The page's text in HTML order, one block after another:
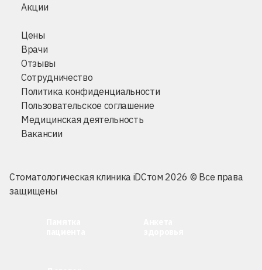
Акции
Цены
Врачи
Отзывы
Сотрудничество
Политика конфиденциальности
Пользовательское соглашение
Медицинская деятельность
Вакансии
Стоматологическая клиника iDСтом 2026 © Все права
защищены